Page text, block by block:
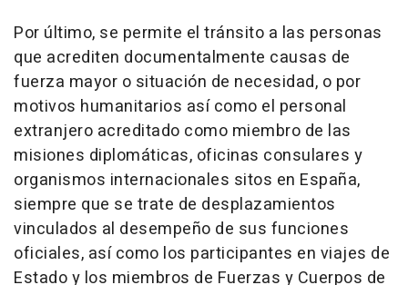
Por último, se permite el tránsito a las personas
que acrediten documentalmente causas de
fuerza mayor o situación de necesidad, o por
motivos humanitarios así como el personal
extranjero acreditado como miembro de las
misiones diplomáticas, oficinas consulares y
organismos internacionales sitos en España,
siempre que se trate de desplazamientos
vinculados al desempeño de sus funciones
oficiales, así como los participantes en viajes de
Estado y los miembros de Fuerzas y Cuerpos de